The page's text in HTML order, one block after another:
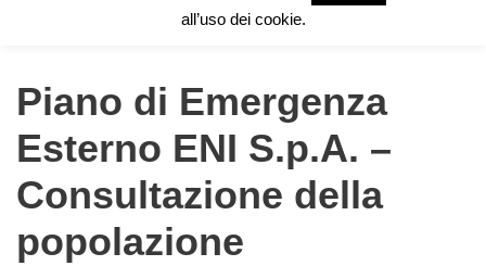
Piano di emergenza
Piano di Emergenza Esterno ENI
Piano di Emergenza
Esterno ENI S.p.A. –
Consultazione della
popolazione
all’uso dei cookie.